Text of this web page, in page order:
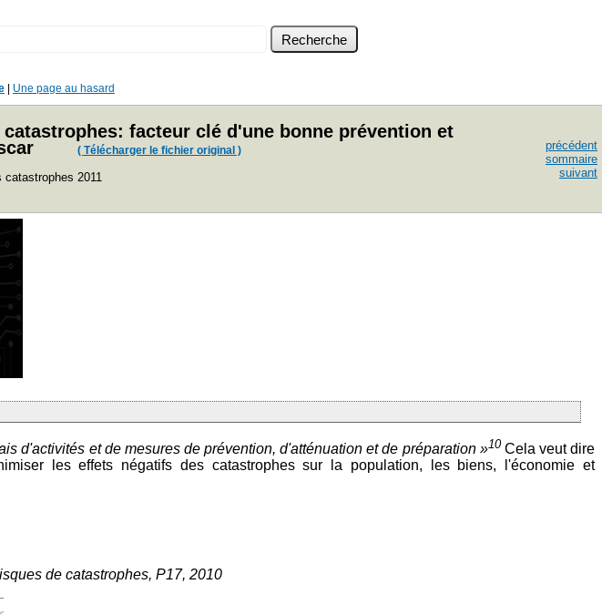
Une page au hasard
facteur clé d'une bonne prévention et
( Télécharger le fichier original )
catastrophes 2011
précédent
sommaire
suivant
d'activités et de mesures de prévention, d'atténuation et de préparation »10Cela veut dire
les effets négatifs des catastrophes sur la population, les biens, l'économie et
de catastrophes, P17, 2010